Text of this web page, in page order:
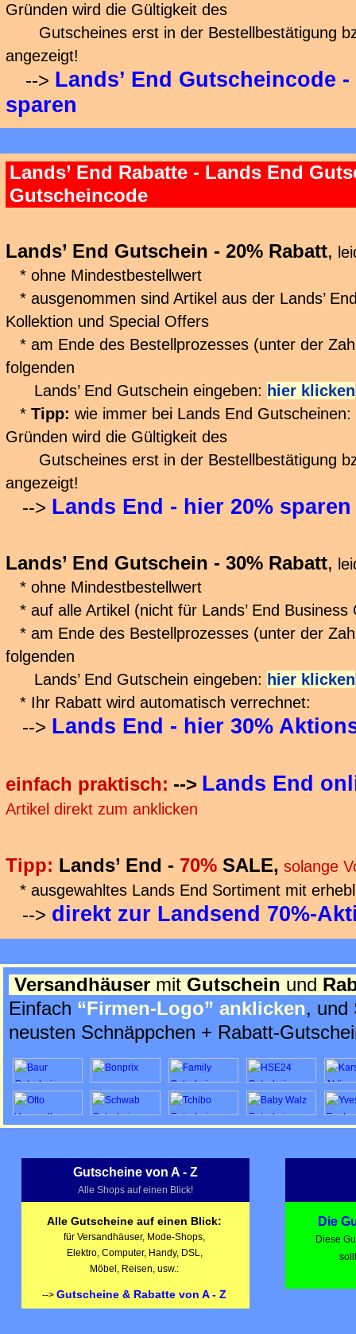
Gründen wird die Gültigkeit des
Gutscheines erst in der Bestellbestätigung
angezeigt!
--> Lands’ End Gutscheincode
sparen
Lands’ End Rabatte - Lands End
Gutscheincode
Lands’ End Gutschein - 20% Rabatt,
* ohne Mindestbestellwert
* ausgenommen sind Artikel aus der Lands’
Kollektion und Special Offers
* am Ende des Bestellprozesses (unter der
folgenden
Lands’ End Gutschein eingeben: hier klicken
* Tipp: wie immer bei Lands End
Gründen wird die Gültigkeit des
Gutscheines erst in der Bestellbestätigung
angezeigt!
--> Lands End - hier 20% sparen
Lands’ End Gutschein - 30% Rabatt,
* ohne Mindestbestellwert
* auf alle Artikel (nicht für Lands’ End Business
* am Ende des Bestellprozesses (unter der
folgenden
Lands’ End Gutschein eingeben: hier klicken
* Ihr Rabatt wird automatisch verrechnet:
--> Lands End - hier 30%
einfach praktisch: --> Lands End
Artikel direkt zum anklicken
Tipp: Lands’ End - 70% SALE, solange
* ausgewahltes Lands End Sortiment mit
--> direkt zur Landsend 70%-
Versandhäuser mit Gutschein und
Einfach “Firmen-Logo” anklicken, und
neusten Schnäppchen + Rabatt-
Gutscheine von A - Z
Alle Shops auf einen Blick!
Alle Gutscheine auf einen Blick:
für Versandhäuser, Mode-Shops,
Elektro, Computer, Handy, DSL,
Möbel, Reisen, usw.:
--> Gutscheine & Rabatte von A - Z
Die
Diese